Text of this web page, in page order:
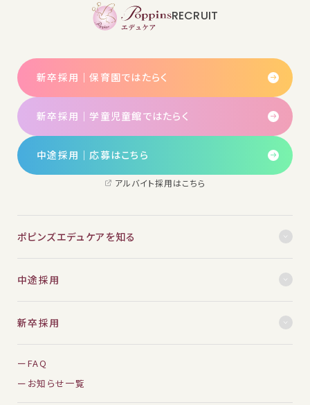
RECRUIT
新卒採用｜保育園ではたらく
新卒採用｜学童児童館ではたらく
中途採用│応募はこちら
アルバイト採用はこちら
ポピンズエデュケアを知る
中途採用
新卒採用
FAQ
お知らせ一覧